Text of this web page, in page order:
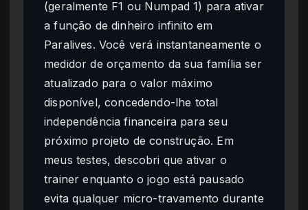
(geralmente F1 ou Numpad 1) para ativar
a função de dinheiro infinito em
Paralives. Você verá instantaneamente o
medidor de orçamento da sua família ser
atualizado para o valor máximo
disponível, concedendo-lhe total
independência financeira para seu
próximo projeto de construção. Em
meus testes, descobri que ativar o
trainer enquanto o jogo está pausado
evita qualquer micro-travamento durante